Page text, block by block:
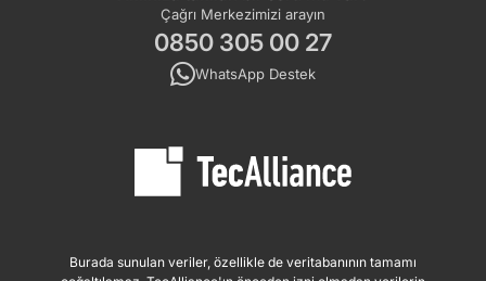
Çağrı Merkezimizi arayın
0850 305 00 27
WhatsApp Destek
Burada sunulan veriler, özellikle de veritabanının tamamı